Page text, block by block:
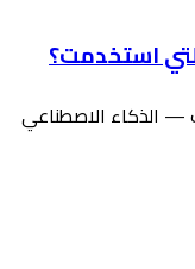
استخدمت؟
— الذكاء الاصطناعي